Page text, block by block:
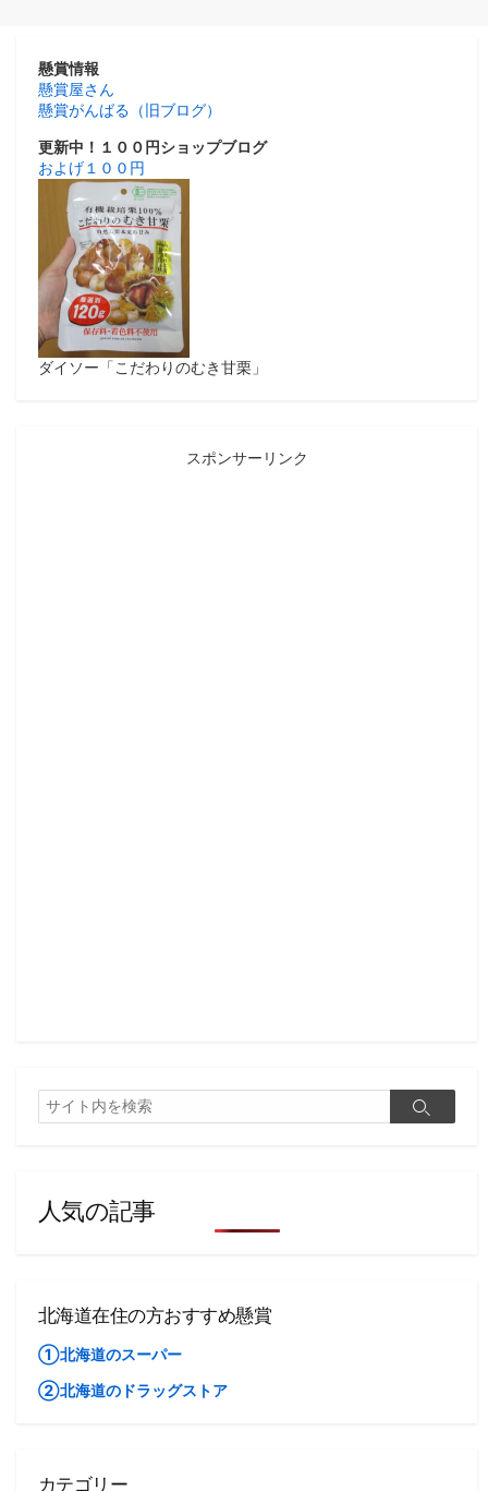
懸賞情報
懸賞屋さん
懸賞がんばる（旧ブログ）
更新中！１００円ショップブログ
およげ１００円
ダイソー「こだわりのむき甘栗」
スポンサーリンク
検
索
検
人気の記事
北海道在住の方おすすめ懸賞
①北海道のスーパー
②北海道のドラッグストア
カテゴリー